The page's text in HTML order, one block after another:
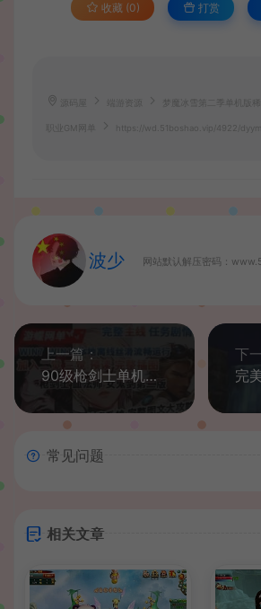
收藏 (0) 打赏
端游资源 梦魔冰雪第二季单机版
职业GM网单 https://wd.51boshao.vip/4922/dyym/
波少 网站默认解压密码：
上一篇：
90级枪剑士单机版第二版血法师女鬼剑大转移后主线任务镜像端
下
常见问题
相关文章